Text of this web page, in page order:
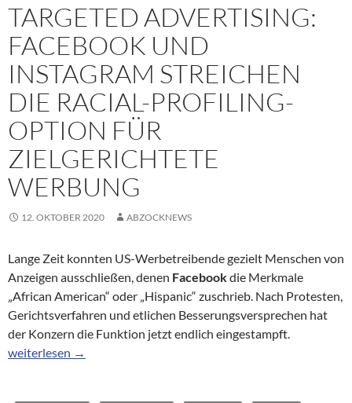
TARGETED ADVERTISING:
FACEBOOK UND
INSTAGRAM STREICHEN
DIE RACIAL-PROFILING-
OPTION FÜR
ZIELGERICHTETE
WERBUNG
12. OKTOBER 2020 ABZOCKNEWS
Lange Zeit konnten US-Werbetreibende gezielt Menschen von
Anzeigen ausschließen, denen Facebookdie Merkmale
„African American“ oder „Hispanic“ zuschrieb. Nach Protesten,
Gerichtsverfahren und etlichen Besserungsversprechen hat
der Konzern die Funktion jetzt endlich eingestampft.
Targeted Advertising: Facebook und Instagram streichen die
weiterlesen →